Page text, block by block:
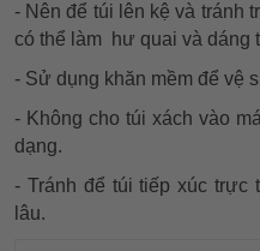
- Nên để túi lên kệ và tránh
có thể làm hư quai và dáng
- Sử dụng khăn mềm để vệ
- Không cho túi xách vào
dạng.
- Tránh để túi tiếp xúc trực
lâu.